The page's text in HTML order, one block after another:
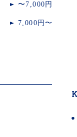
〜7,000円
7,000円〜